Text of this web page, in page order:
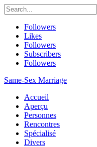
Followers
Likes
Followers
Subscribers
Followers
Same-Sex Marriage
Accueil
Aperçu
Personnes
Rencontres
Spécialisé
Divers